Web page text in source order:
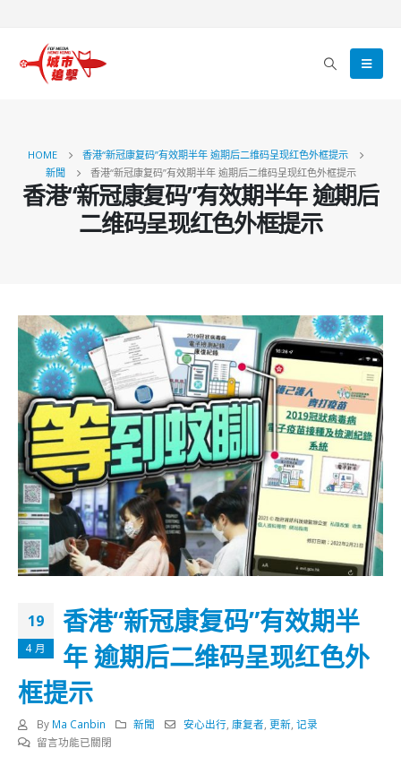
HOME
香港“新冠康复码”有效期半年 逾期后二维码呈现红色外框提示
新聞
香港“新冠康复码”有效期半年 逾期后二维码呈现红色外框提示
香港“新冠康复码”有效期半年 逾期后
二维码呈现红色外框提示
19
4 月
香港“新冠康复码”有效期半
年 逾期后二维码呈现红色外
框提示
By Ma Canbin 新聞 安心出行 康复者 ,更新 ,记录
在
留言功能已關閉